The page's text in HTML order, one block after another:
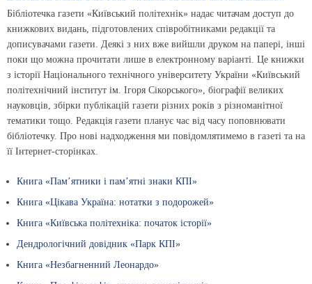
Бібліотечка газети «Київський політехнік» надає читачам доступ до
книжкових видань, підготовлених співробітниками редакції та
дописувачами газети. Деякі з них вже вийшли друком на папері, інші
поки що можна прочитати лише в електронному варіанті. Це книжки
з історії Національного технічного університету України «Київський
політехнічний інститут ім. Ігоря Сікорського», біографії великих
науковців, збірки публікацій газети різних років з різноманітної
тематики тощо. Редакція газети планує час від часу поповнювати
бібліотечку. Про нові надходження ми повідомлятимемо в газеті та на
її Інтернет-сторінках.
Книга «Пам’ятники і пам’ятні знаки КПІ»
Книга «Цікава Україна: нотатки з подорожей»
Книга «Київська політехніка: початок історії»
Дендрологічний довідник «Парк КПІ»
Книга «Незбагненний Леонардо»